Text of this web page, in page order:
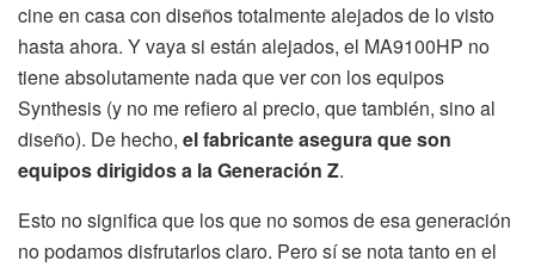
cine en casa con diseños totalmente alejados de lo visto
hasta ahora. Y vaya si están alejados, el MA9100HP no
tiene absolutamente nada que ver con los equipos
Synthesis (y no me refiero al precio, que también, sino al
diseño). De hecho, el fabricante asegura que son
equipos dirigidos a la Generación Z.
Esto no significa que los que no somos de esa generación
no podamos disfrutarlos claro. Pero sí se nota tanto en el